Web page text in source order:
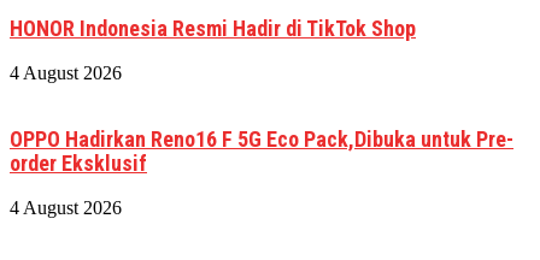
HONOR Indonesia Resmi Hadir di TikTok Shop
4 August 2026
OPPO Hadirkan Reno16 F 5G Eco Pack,Dibuka untuk Pre-
order Eksklusif
4 August 2026